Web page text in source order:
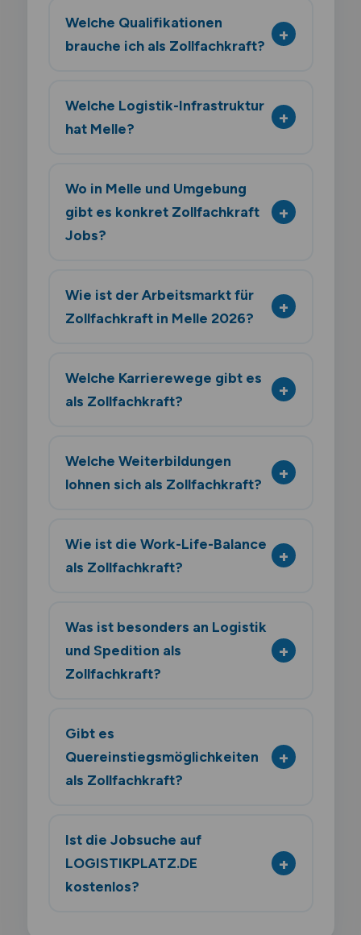
Welche Qualifikationen
brauche ich als Zollfachkraft?
Welche Logistik-Infrastruktur
hat Melle?
Wo in Melle und Umgebung
gibt es konkret Zollfachkraft
Jobs?
Wie ist der Arbeitsmarkt für
Zollfachkraft in Melle 2026?
Welche Karrierewege gibt es
als Zollfachkraft?
Welche Weiterbildungen
lohnen sich als Zollfachkraft?
Wie ist die Work-Life-Balance
als Zollfachkraft?
Was ist besonders an Logistik
und Spedition als
Zollfachkraft?
Gibt es
Quereinstiegsmöglichkeiten
als Zollfachkraft?
Ist die Jobsuche auf
LOGISTIKPLATZ.DE
kostenlos?